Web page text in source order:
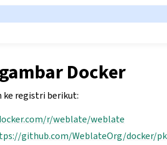
Docker
ke registri berikut:
r/weblate/weblate
github.com/WeblateOrg/docker/